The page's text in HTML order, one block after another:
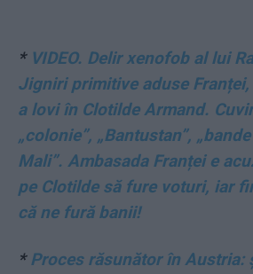
* VIDEO. Delir xenofob al lui
Jigniri primitive aduse
a lovi în Clotilde Armand.
„colonie”, „Bantustan”,
Mali”. Ambasada Franței e
pe Clotilde să fure voturi, iar
că ne fură banii!
*Proces răsunător în Austria: